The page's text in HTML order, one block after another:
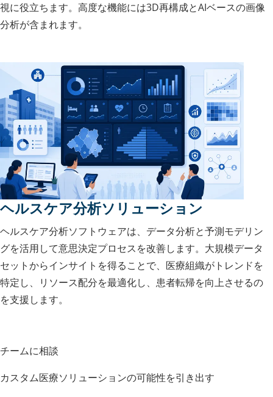
視に役立ちます。高度な機能には3D再構成とAIベースの画像
分析が含まれます。
ヘルスケア分析ソリューション
ヘルスケア分析ソフトウェアは、データ分析と予測モデリン
グを活用して意思決定プロセスを改善します。大規模データ
セットからインサイトを得ることで、医療組織がトレンドを
特定し、リソース配分を最適化し、患者転帰を向上させるの
を支援します。
チームに相談
カスタム医療ソリューションの可能性を引き出す